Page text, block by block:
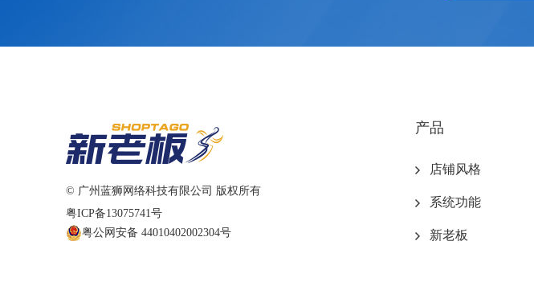
© 广州蓝狮网络科技有限公司 版权所有
粤ICP备13075741号
粤公网安备 44010402002304号
产品
店铺风格
系统功能
新老板